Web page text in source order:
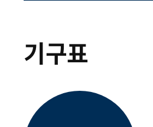
기구표